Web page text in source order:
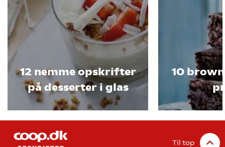
12 nemme opskrifter
på desserter i glas
10
Til top